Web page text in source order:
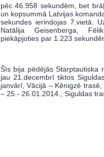
pēc 46.958 sekundēm, bet
un kopsummā Latvijas
sekundes ierindojas 7.vietā.
Natālija Geisenberga,
piekāpjoties par 1.223
Šīs bija pēdējās Starptautiska
jau 21.decembrī tiktos
janvārī, Vācijā – Kēnigzē
– 25.- 26.01.2014., Siguldas